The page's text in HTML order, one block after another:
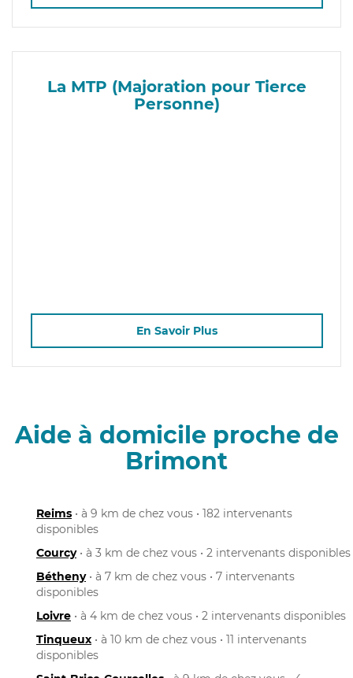
La MTP (Majoration pour Tierce
Personne)
En Savoir Plus
Aide à domicile proche de
Brimont
Reims • à 9 km de chez vous • 182 intervenants
disponibles
Courcy• à 3 km de chez vous • 2 intervenants disponibles
Bétheny• à 7 km de chez vous • 7 intervenants
disponibles
Loivre • à 4 km de chez vous • 2 intervenants disponibles
Tinqueux • à 10 km de chez vous • 11 intervenants
disponibles